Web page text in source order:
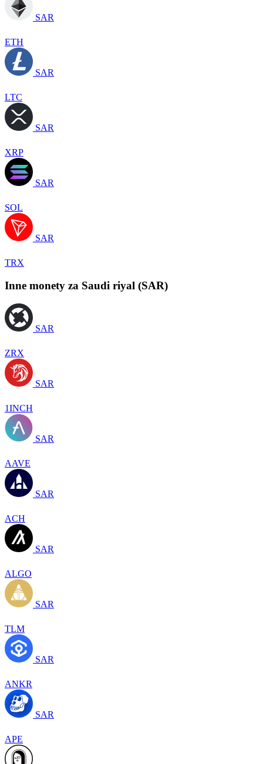
SAR
ETH
SAR
LTC
SAR
XRP
SAR
SOL
SAR
TRX
Inne monety za Saudi riyal (SAR)
SAR
ZRX
SAR
1INCH
SAR
AAVE
SAR
ACH
SAR
ALGO
SAR
TLM
SAR
ANKR
SAR
APE